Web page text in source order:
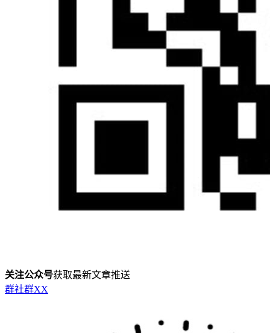
关注公众号获取最新文章推送
群社群XX